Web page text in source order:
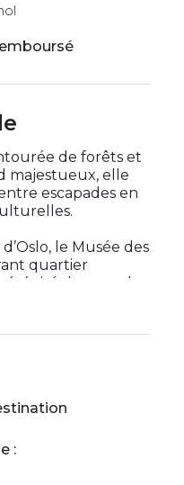
de forêts et
majestueux, elle
escapades en
le Musée des
quartier
du parc de
toi dans
laisses-
tout voir et tout
: